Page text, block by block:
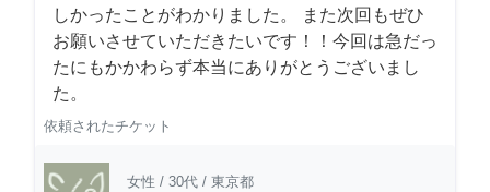
しかったことがわかりました。 また次回もぜひ
お願いさせていただきたいです！！今回は急だっ
たにもかかわらず本当にありがとうございまし
た。
依頼されたチケット
女性 / 30代 / 東京都